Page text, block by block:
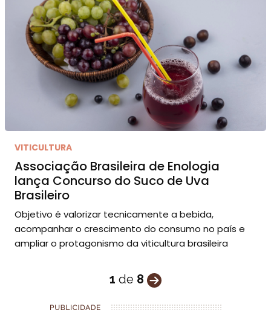
VITICULTURA
Associação Brasileira de Enologia
lança Concurso do Suco de Uva
Brasileiro
Objetivo é valorizar tecnicamente a bebida,
acompanhar o crescimento do consumo no país e
ampliar o protagonismo da viticultura brasileira
1 de 8